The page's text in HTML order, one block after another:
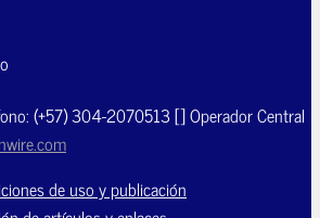
(+57) 304-2070513 [] Operador Central
de uso y publicación